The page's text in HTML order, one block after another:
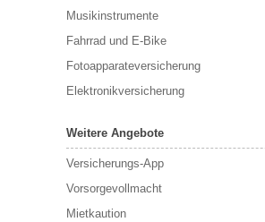
Musikinstrumente
Fahrrad und E-Bike
Fotoapparateversicherung
Elektronikversicherung
Weitere Angebote
Versicherungs-App
Vorsorgevollmacht
Mietkaution